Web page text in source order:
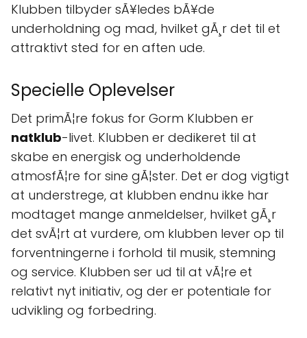
Klubben tilbyder sÃ¥ledes bÃ¥de
underholdning og mad, hvilket gÃ¸r det til et
attraktivt sted for en aften ude.
Specielle Oplevelser
Det primÃ¦re fokus for Gorm Klubben er
natklub-livet. Klubben er dedikeret til at
skabe en energisk og underholdende
atmosfÃ¦re for sine gÃ¦ster. Det er dog vigtigt
at understrege, at klubben endnu ikke har
modtaget mange anmeldelser, hvilket gÃ¸r
det svÃ¦rt at vurdere, om klubben lever op til
forventningerne i forhold til musik, stemning
og service. Klubben ser ud til at vÃ¦re et
relativt nyt initiativ, og der er potentiale for
udvikling og forbedring.